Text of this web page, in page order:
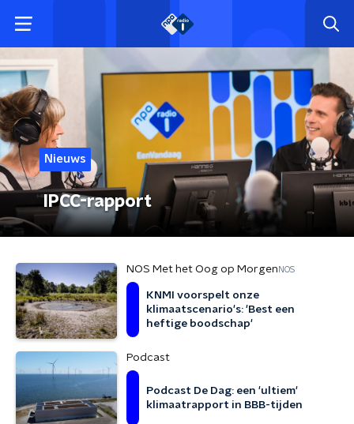
Nieuws
IPCC-rapport
NOS Met het Oog op Morgen NOS
KNMI voorspelt onze
klimaatscenario's: 'Best een
heftige boodschap'
Podcast
Podcast De Dag: een 'ultiem'
klimaatrapport in BBB-tijden